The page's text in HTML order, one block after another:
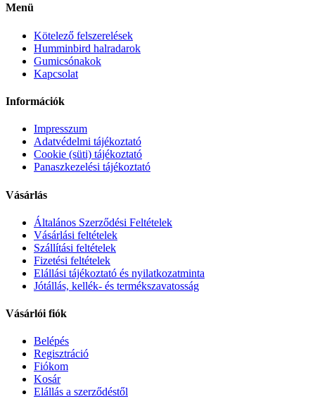
Menü
Kötelező felszerelések
Humminbird halradarok
Gumicsónakok
Kapcsolat
Információk
Impresszum
Adatvédelmi tájékoztató
Cookie (süti) tájékoztató
Panaszkezelési tájékoztató
Vásárlás
Általános Szerződési Feltételek
Vásárlási feltételek
Szállítási feltételek
Fizetési feltételek
Elállási tájékoztató és nyilatkozatminta
Jótállás, kellék- és termékszavatosság
Vásárlói fiók
Belépés
Regisztráció
Fiókom
Kosár
Elállás a szerződéstől